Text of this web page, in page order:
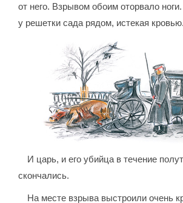
от него. Взрывом обоим оторвало
у решетки сада рядом, истекая кровью.
И царь, и его убийца в течение
скончались.
На месте взрыва выстроили очень